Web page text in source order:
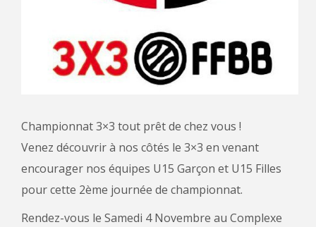
Championnat 3×3 tout prêt de chez vous !
Venez découvrir à nos côtés le 3×3 en venant
encourager nos équipes U15 Garçon et U15 Filles
pour cette 2ème journée de championnat.
Rendez-vous le Samedi 4 Novembre au Complexe